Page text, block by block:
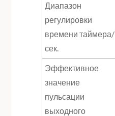
Диапазон
регулировки
времени таймера/
сек.
Эффективное
значение
пульсации
выходного